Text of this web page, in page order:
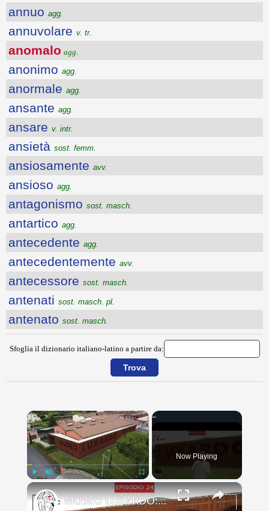
annuo agg.
annuvolare v. tr.
anomalo agg.
anonimo agg.
anormale agg.
ansante agg.
ansare v. intr.
ansietà sost. femm.
ansiosamente avv.
ansioso agg.
antagonismo sost. masch.
antartico agg.
antecedente agg.
antecedentemente avv.
antecessore sost. masch.
antenati sost. masch. pl.
antenato sost. masch.
Sfoglia il dizionario italiano-latino a partire da:
×
Fullscreen
Now Playing
×
MUSEO LUXARDO: Un Viaggio nel Tempo e nel Gusto